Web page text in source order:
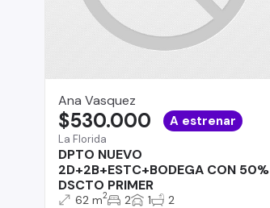
Ana Vasquez
La Florida
DPTO NUEVO
2D+2B+ESTC+BODEGA CON 50%
DSCTO PRIMER
$530.000 A estrenar
62 m2 2 1 2